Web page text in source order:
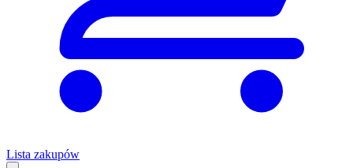
Lista zakupów